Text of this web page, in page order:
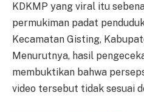
KDKMP yang viral itu
permukiman padat
Kecamatan Gisting,
Menurutnya, hasil
membuktikan bahwa
video tersebut tidak sesuai